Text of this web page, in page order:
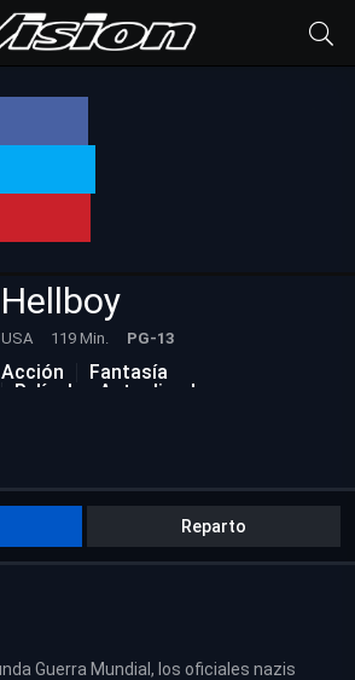
Hellboy
USA 119 Min. PG-13
Acción
Fantasía
Películas Actualizadas
Reparto
Guerra Mundial, los oficiales nazis